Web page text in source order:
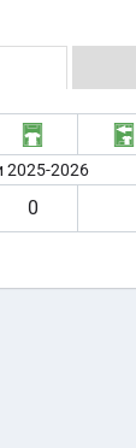
2025-2026
0